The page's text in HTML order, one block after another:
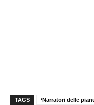
TAGS ‘Narratori delle